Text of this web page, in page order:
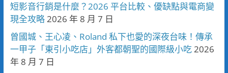
短影音行銷是什麼？2026 平台比較、優缺點與電商變
現全攻略2026 年 8 月 7 日
曾國城、王心凌、Roland 私下也愛的深夜台味！傳承
一甲子「東引小吃店」外客都朝聖的國際級小吃2026
年 8 月 7 日